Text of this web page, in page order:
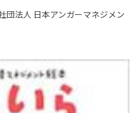
団法人 日本アンガーマネジメン